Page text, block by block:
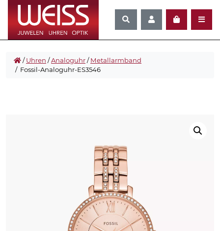
/Uhren /Analoguhr/Metallarmband
/ Fossil-Analoguhr-ES3546